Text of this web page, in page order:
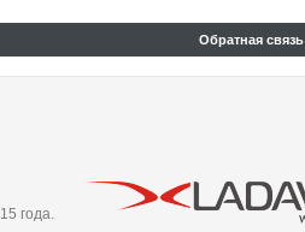
Обратная связь
года.